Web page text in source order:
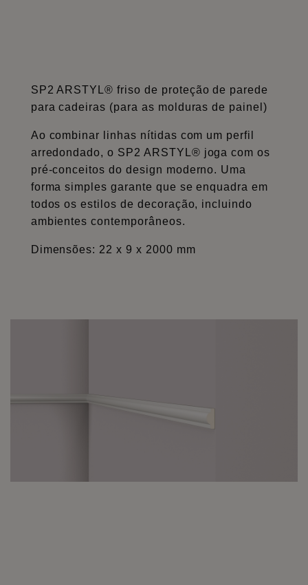
SP2 ARSTYL® friso de proteção de parede
para cadeiras (para as molduras de painel)
Ao combinar linhas nítidas com um perfil
arredondado, o SP2 ARSTYL® joga com os
pré-conceitos do design moderno. Uma
forma simples garante que se enquadra em
todos os estilos de decoração, incluindo
ambientes contemporâneos.
Dimensões: 22 x 9 x 2000 mm